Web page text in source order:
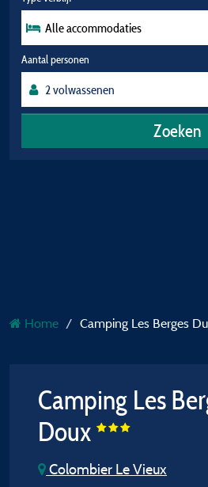
Alle accommodaties
Aantal personen
Zoeken
Home Camping Les Berges
Camping Les
Doux
Colombier Le Vieux